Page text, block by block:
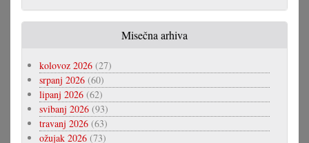
Misečna arhiva
kolovoz 2026 (27)
srpanj 2026 (60)
lipanj 2026 (62)
svibanj 2026 (93)
travanj 2026 (63)
ožujak 2026 (73)